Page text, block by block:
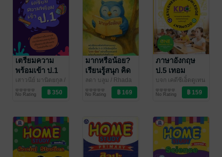
เตรียมความ
พร้อมเข้า ป.1
เสาวนีย์ มานิตยกุล /
การศึกษา/ตำรา
เรียน
No Rating
มากหรือน้อย?
เรียนรู้สนุก คิด
เลขเก่ง แบบฝึก
คณิตศาสตร์สุด
สนุกสำหรับเด็ก
(อายุ 3–5 ปี)
ลดา บลูม / Rhada
ความรู้เสริมสำหรับ
เด็กและเยาวชน
No Rating
ภาษาอังกฤษ
ป.5 เทอม
1/2568 เพิ่ม
เกรดและเตรียม
สอบเข้า ม.1
บจก เคดีซีเอ็ดดูเทน
/ บริษัท เคดีซี
เอ็ดดูเทนเมนท์
การศึกษา/ตำรา
เรียน
No Rating